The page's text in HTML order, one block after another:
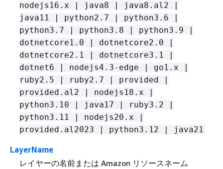
nodejs16.x | java8 | java8.al2 |
java11 | python2.7 | python3.6 |
python3.7 | python3.8 | python3.9 |
dotnetcore1.0 | dotnetcore2.0 |
dotnetcore2.1 | dotnetcore3.1 |
dotnet6 | nodejs4.3-edge | go1.x |
ruby2.5 | ruby2.7 | provided |
provided.al2 | nodejs18.x |
python3.10 | java17 | ruby3.2 |
python3.11 | nodejs20.x |
provided.al2023 | python3.12 | java21
LayerName
レイヤーの名前または Amazon リソースネーム